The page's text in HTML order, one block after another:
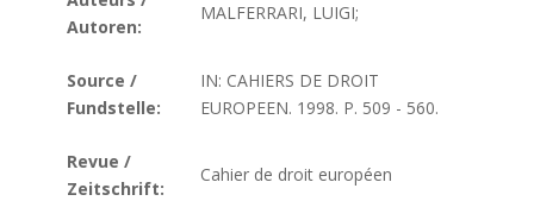
Autoren:
MALFERRARI, LUIGI;
Source /
Fundstelle:
IN: CAHIERS DE DROIT
EUROPEEN. 1998. P. 509 - 560.
Revue /
Zeitschrift:
Cahier de droit européen